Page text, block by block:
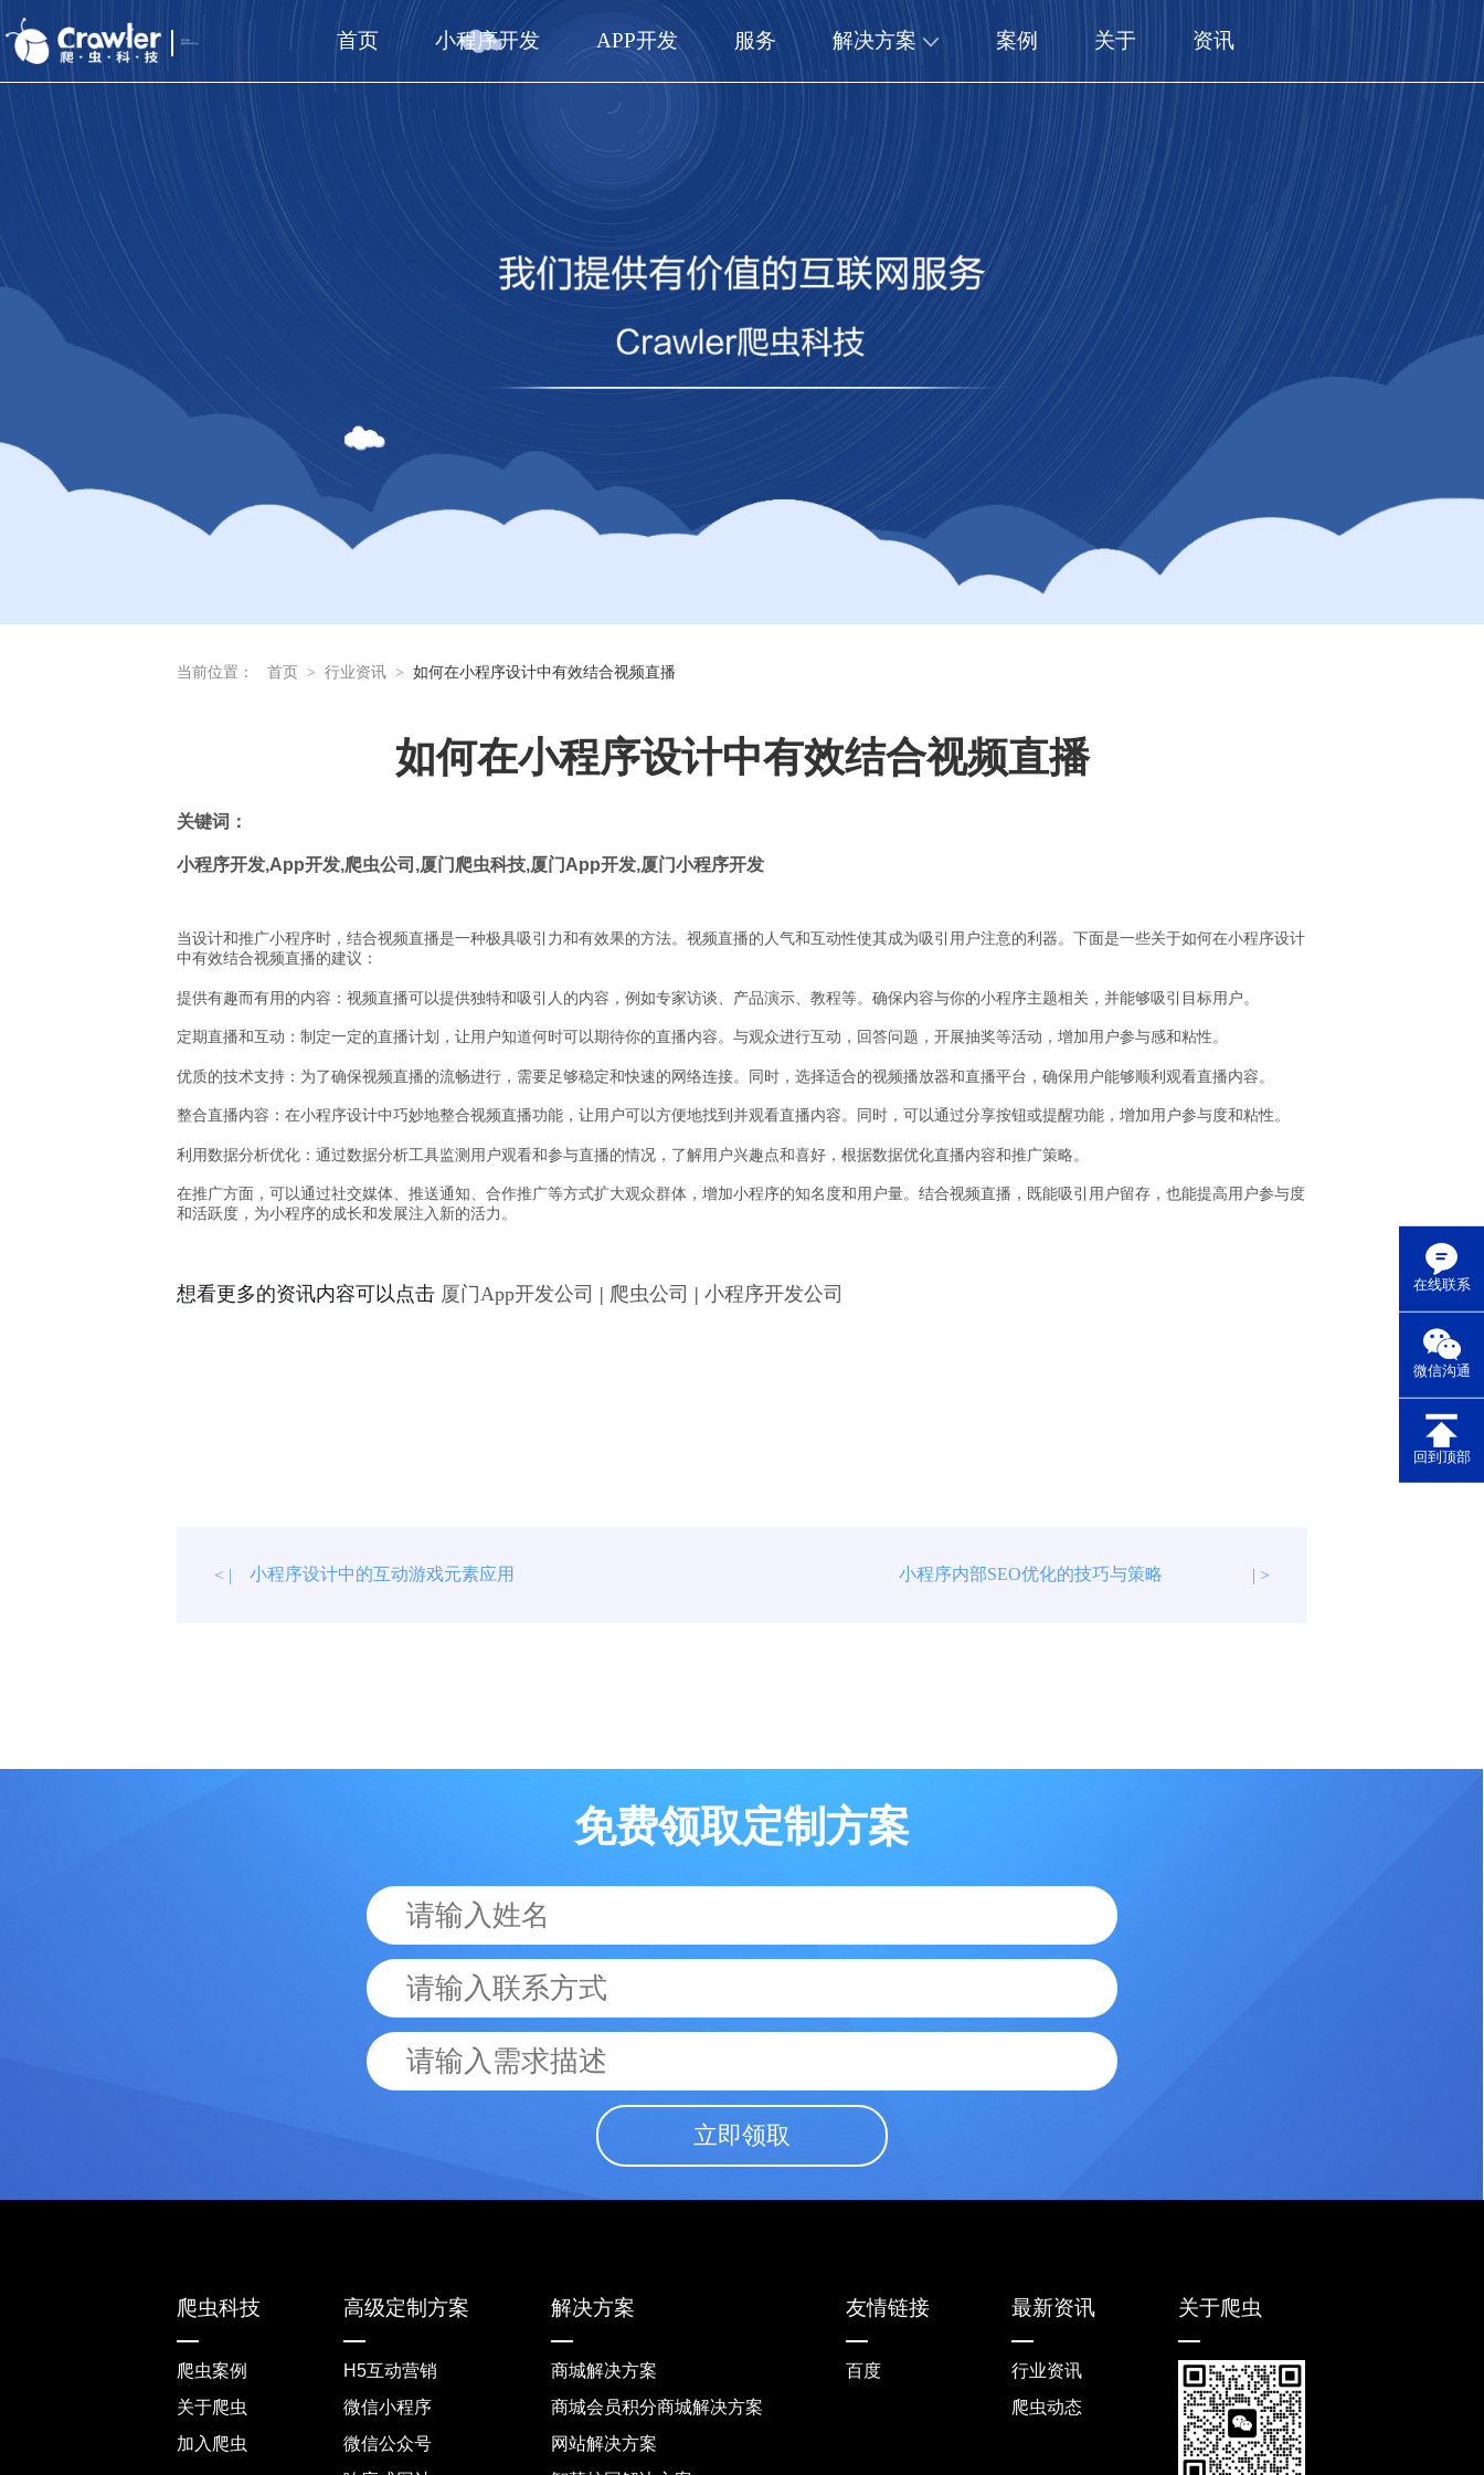
首页 小程序开发 APP开发 服务 解决方案 案例 关于 资讯
在线联系
微信沟通
回到顶部
当前位置： 首页 > 行业资讯 > 如何在小程序设计中有效结合视频直播
如何在小程序设计中有效结合视频直播
关键词：
小程序开发,App开发,爬虫公司 ,厦门爬虫科技,厦门 App开发,厦门小程序开发
当设计和推广小程序时，结合视频直播是一种极具吸引力和有效果的方法。视频直播的人气和互动性使其成为吸引用户注意的利器。下面是一些关于如何在小程序设计
中有效结合视频直播的建议：
提供有趣而有用的内容 ：视频直播可以提供独特和吸引人的内容，例如专家访谈、产品演示、教程等。确保内容与你的小程序主题相关，并能够吸引目标用户。
定期直播和互动 ：制定一定的直播计划，让用户知道何时可以期待你的直播内容。与观众进行互动，回答问题，开展抽奖等活动，增加用户参与感和粘性。
优质的技术支持 ：为了确保视频直播的流畅进行，需要足够稳定和快速的网络连接。同时，选择适合的视频播放器和直播平台，确保用户能够顺利观看直播内容。
整合直播内容 ：在小程序设计中巧妙地整合视频直播功能，让用户可以方便地找到并观看直播内容。同时，可以通过分享按钮或提醒功能，增加用户参与度和粘性。
利用数据分析优化 ：通过数据分析工具监测用户观看和参与直播的情况，了解用户兴趣点和喜好，根据数据优化直播内容和推广策略。
在推广方面，可以通过社交媒体、推送通知、合作推广等方式扩大观众群体，增加小程序的知名度和用户量。结合视频直播，既能吸引用户留存，也能提高用户参与度
和活跃度，为小程序的成长和发展注入新的活力。
想看更多的资讯内容可以点击 厦门App开发公司 | 爬虫公司 | 小程序开发公司
< | 小程序设计中的互动游戏元素应用 小程序内部SEO优化的技巧与策略 | >
免费领取定制方案
立即领取
爬虫科技
爬虫案例
关于爬虫
加入爬虫
高级定制方案
H5互动营销
微信小程序
微信公众号
解决方案
商城解决方案
商城会员积分商城解决方案
网站解决方案
友情链接
百度
最新资讯
行业资讯
爬虫动态
关于爬虫